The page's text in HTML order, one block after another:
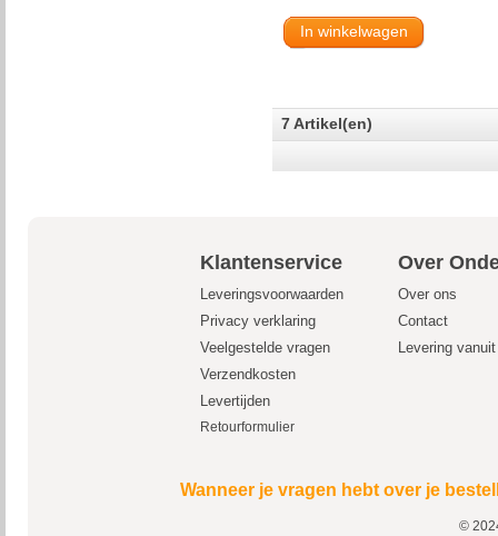
In winkelwagen
7 Artikel(en)
Klantenservice Over
Leveringsvoorwaarden
Over ons
Privacy verklaring
Contact
Veelgestelde vragen
Levering
Verzendkosten
Levertijden
Retourformulier
Wanneer je vragen hebt over je
©